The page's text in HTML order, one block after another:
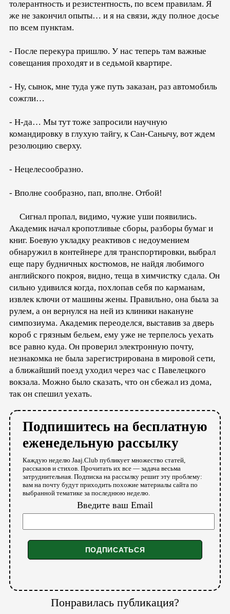
толерантность и резистентность, по всем правилам. Я
же не закончил опыты… и я на связи, жду полное досье
по всем пунктам.
- После перекура пришлю. У нас теперь там важные
совещания проходят и в седьмой квартире.
- Ну, сынок, мне туда уже путь заказан, раз автомобиль
сожгли…
- Н-да… Мы тут тоже запросили научную
командировку в глухую тайгу, к Сан-Санычу, вот ждем
резолюцию сверху.
- Нецелесообразно.
- Вполне сообразно, пап, вполне. Отбой!
Сигнал пропал, видимо, чужие уши появились.
Академик начал кропотливые сборы, разборы бумаг и
книг. Боевую укладку реактивов с недоумением
обнаружил в контейнере для транспортировки, выбрал
еще пару будничных костюмов, не найдя любимого
английского покроя, видно, теща в химчистку сдала. Он
сильно удивился когда, похлопав себя по карманам,
извлек ключи от машины жены. Правильно, она была за
рулем, а он вернулся на ней из клиники накануне
симпозиума. Академик переоделся, выставив за дверь
короб с грязным бельем, ему уже не терпелось уехать
все равно куда. Он проверил электронную почту,
незнакомка не была зарегистрирована в мировой сети,
а ближайший поезд уходил через час с Павелецкого
вокзала. Можно было сказать, что он сбежал из дома,
так он спешил уехать.
Подпишитесь на бесплатную
еженедельную рассылку
Каждую неделю Jaaj.Club публикует множество статей,
рассказов и стихов. Прочитать их все — задача весьма
затруднительная. Подписка на рассылку решит эту проблему:
вам на почту будут приходить похожие материалы сайта по
выбранной тематике за последнюю неделю.
Введите ваш Email
Понравилась публикация?